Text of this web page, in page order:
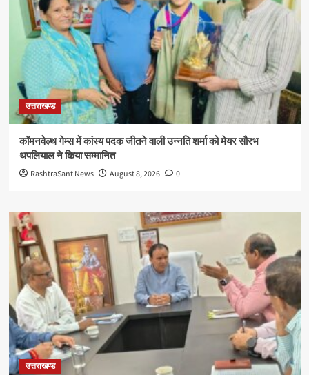
उत्तराखण्ड
कॉमनवेल्थ गेम्स में कांस्य पदक जीतने वाली उन्नति शर्मा को मेयर सौरभ
थपलियाल ने किया सम्मानित
RashtraSant News August 8, 2026 0
उत्तराखण्ड